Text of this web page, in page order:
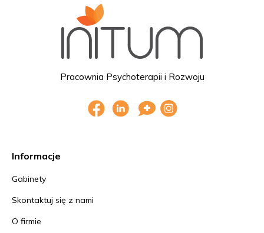
Pracownia Psychoterapii i Rozwoju
Informacje
Gabinety
Skontaktuj się z nami
O firmie